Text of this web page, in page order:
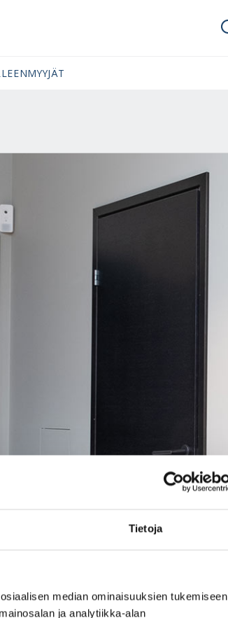
Tietoja
median ominaisuuksien tukemiseen
ja analytiikka-alan